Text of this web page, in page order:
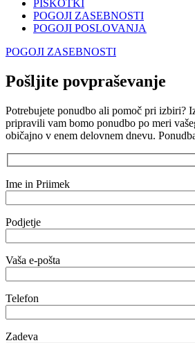
PIŠKOTKI
POGOJI ZASEBNOSTI
POGOJI POSLOVANJA
POGOJI ZASEBNOSTI
Pošljite povpraševanje
Potrebujete ponudbo ali pomoč pri izbiri?
pripravili vam bomo ponudbo po meri
običajno v enem delovnem dnevu.
Ime in Priimek
Podjetje
Vaša e-pošta
Telefon
Zadeva